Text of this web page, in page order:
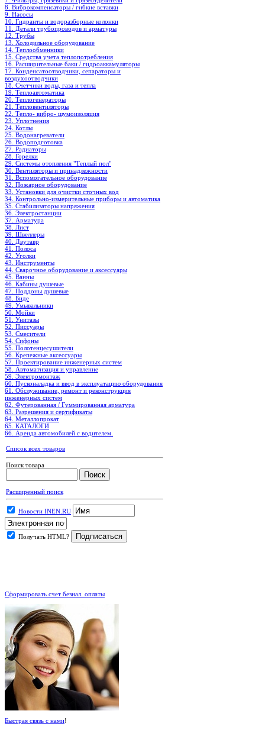
8. Виброкомпенсаторы / гибкие вставки
9. Насосы
10. Гидранты и водоразборные колонки
11. Детали трубопроводов и арматуры
12. Трубы
13. Холодильное oборудование
14. Теплообменники
15. Средства учета теплопотребления
16. Расширительные баки / гидроаккамуляторы
17. Конденсатоотводчики, сепараторы и
воздухоотводчики
18. Счетчики воды, газа и тепла
19. Теплоавтоматика
20. Теплогенераторы
21. Тепловентиляторы
22. Тепло- вибро- шумоизоляция
23. Уплотнения
24. Котлы
25. Водонагреватели
26. Водоподготовка
27. Радиаторы
28. Горелки
29. Системы отопления "Теплый пол"
30. Вентиляторы и принадлежности
31. Вспомогательное оборудование
32. Пожарное оборудование
33. Установки для очистки сточных вод
34. Контрольно-измерительные приборы и автоматика
35. Стабилизаторы напряжения
36. Электростанции
37. Арматура
38. Лист
39. Швеллеры
40. Двутавр
41. Полоса
42. Уголки
43. Инструменты
44. Сварочное оборудование и аксессуары
45. Ванны
46. Кабины душевые
47. Поддоны душевые
48. Биде
49. Умывальники
50. Мойки
51. Унитазы
52. Писсуары
53. Смесители
54. Сифоны
55. Полотенцесушители
56. Крепежные аксессуары
57. Проектирование инженерных систем
58. Автоматизация и управление
59. Электромонтаж
60. Пусконаладка и ввод в эксплуатацию оборудования
61. Обслуживание, ремонт и реконструкция
инженерных систем
62. Футерованная / Гуммированная арматура
63. Разрешения и сертификаты
64. Металлопрокат
65. КАТАЛОГИ
66. Аренда автомобилей с водителем.
Список всех товаров
Поиск товара
Расширенный поиск
Новости INEN.RU
Получать HTML?
Сформировать счет безнал. оплаты
Быстрая связь с нами!